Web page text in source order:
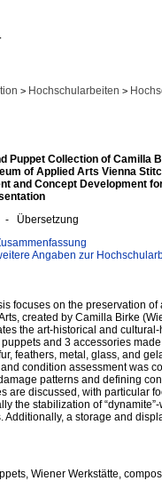
> Hochschularbeiten >
Puppet Collection of Camilla
of Applied Arts Vienna
and Concept Development
- Übersetzung
Angaben zur
focuses on the preservation
created by Camilla Birke
the art-historical and
and 3 accessories
feathers, metal, glass, and
condition assessment was
patterns and defining
are discussed, with particular
the stabilization of
Additionally, a storage and
Wiener Werkstätte,